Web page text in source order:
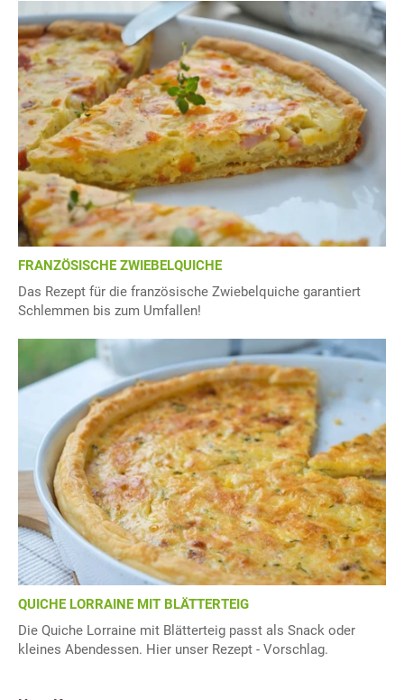
FRANZÖSISCHE ZWIEBELQUICHE
Das Rezept für die französische Zwiebelquiche garantiert
Schlemmen bis zum Umfallen!
QUICHE LORRAINE MIT BLÄTTERTEIG
Die Quiche Lorraine mit Blätterteig passt als Snack oder
kleines Abendessen. Hier unser Rezept - Vorschlag.